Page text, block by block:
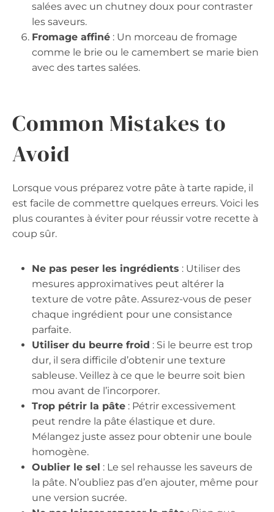
salées avec un chutney doux pour contraster
les saveurs.
Fromage affiné : Un morceau de fromage
comme le brie ou le camembert se marie bien
avec des tartes salées.
Common Mistakes to
Avoid
Lorsque vous préparez votre pâte à tarte rapide, il
est facile de commettre quelques erreurs. Voici les
plus courantes à éviter pour réussir votre recette à
coup sûr.
Ne pas peser les ingrédients : Utiliser des
mesures approximatives peut altérer la
texture de votre pâte. Assurez-vous de peser
chaque ingrédient pour une consistance
parfaite.
Utiliser du beurre froid : Si le beurre est trop
dur, il sera difficile d’obtenir une texture
sableuse. Veillez à ce que le beurre soit bien
mou avant de l’incorporer.
Trop pétrir la pâte : Pétrir excessivement
peut rendre la pâte élastique et dure.
Mélangez juste assez pour obtenir une boule
homogène.
Oublier le sel : Le sel rehausse les saveurs de
la pâte. N’oubliez pas d’en ajouter, même pour
une version sucrée.